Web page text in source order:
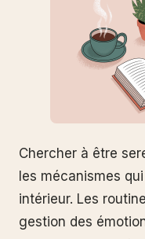
Chercher à être
les mécanismes
intérieur. Les
gestion des